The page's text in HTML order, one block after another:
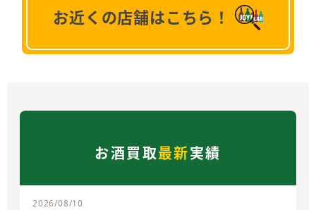
お近くの店舗はこちら！
お酒買取最新実績
2026/08/10